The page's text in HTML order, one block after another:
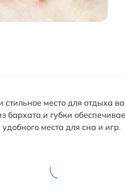
место для отдыха
и губки
места для сна и игр.